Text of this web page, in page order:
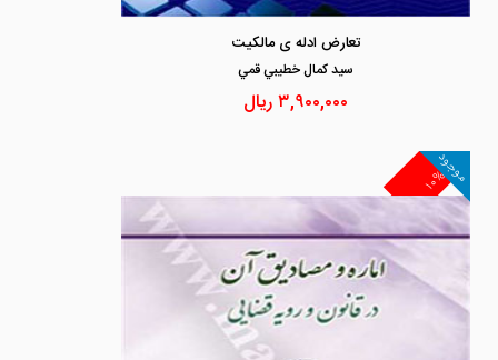
تعارض ادله ی مالکیت
سيد كمال خطيبي قمي
۳,۹۰۰,۰۰۰ریال
۱۰%
موجود